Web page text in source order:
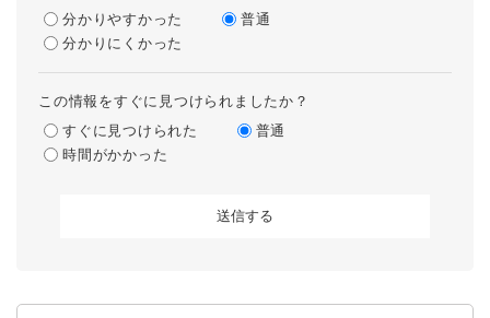
分かりやすかった
普通
分かりにくかった
この情報をすぐに見つけられましたか？
すぐに見つけられた
普通
時間がかかった